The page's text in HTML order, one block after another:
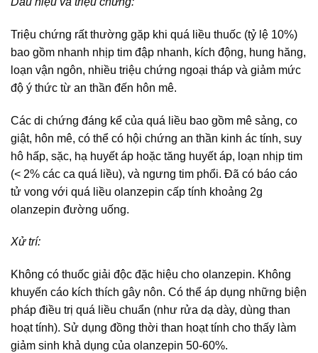
Triệu chứng rất thường gặp khi quá liều thuốc (tỷ lệ 10%)
bao gồm nhanh nhịp tim đập nhanh, kích động, hung hăng,
loạn vận ngôn, nhiều triệu chứng ngoại tháp và giảm mức
độ ý thức từ an thần đến hôn mê.
Các di chứng đáng kể của quá liều bao gồm mê sảng, co
giật, hôn mê, có thể có hội chứng an thần kinh ác tính, suy
hô hấp, sặc, hạ huyết áp hoặc tăng huyết áp, loạn nhịp tim
(< 2% các ca quá liều), và ngưng tim phổi. Đã có báo cáo
tử vong với quá liều olanzepin cấp tính khoảng 2g
olanzepin đường uống.
Xử trí:
Không có thuốc giải độc đặc hiệu cho olanzepin. Không
khuyến cáo kích thích gây nôn. Có thể áp dụng những biện
pháp điều trị quá liều chuẩn (như rửa dạ dày, dùng than
hoạt tính). Sử dụng đồng thời than hoạt tính cho thấy làm
giảm sinh khả dụng của olanzepin 50-60%.